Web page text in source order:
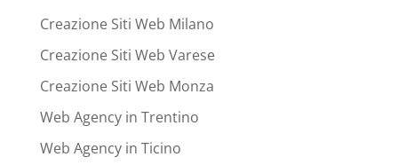
Creazione Siti Web Milano
Creazione Siti Web Varese
Creazione Siti Web Monza
Web Agency in Trentino
Web Agency in Ticino